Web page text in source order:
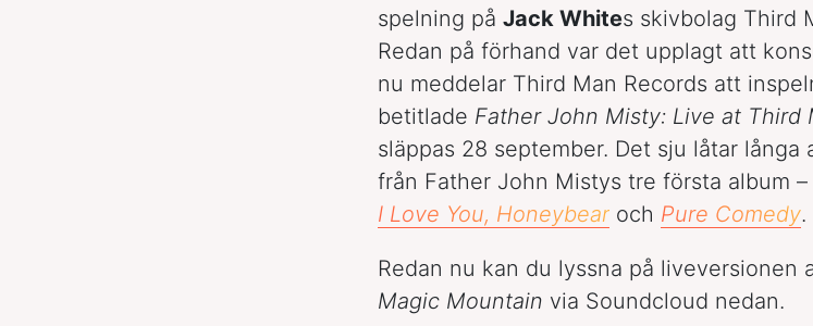
spelning på Jack Whites skivbolag Third
Redan på förhand var det upplagt att
nu meddelar Third Man Records att
betitlade Father John Misty: Live at Third
släppas 28 september. Det sju låtar långa
från Father John Mistys tre första album –
I Love You, Honeybear och Pure Comedy.
Redan nu kan du lyssna på liveversionen
Magic Mountain via Soundcloud nedan.